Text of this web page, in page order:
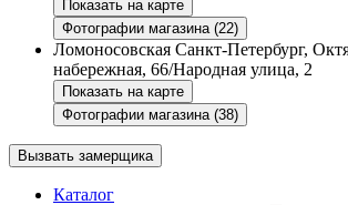
Показать на карте
Фотографии магазина (22)
Ломоносовская Санкт-Петербург,
набережная, 66/Народная улица, 2
Показать на карте
Фотографии магазина (38)
Вызвать замерщика
Каталог